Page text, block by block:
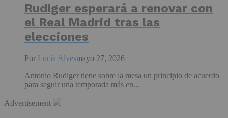
Rudiger esperará a renovar con
el Real Madrid tras las
elecciones
Por Lucía Alvesmayo 27, 2026
Antonio Rudiger tiene sobre la mesa un principio de acuerdo
para seguir una temporada más en...
Advertisement